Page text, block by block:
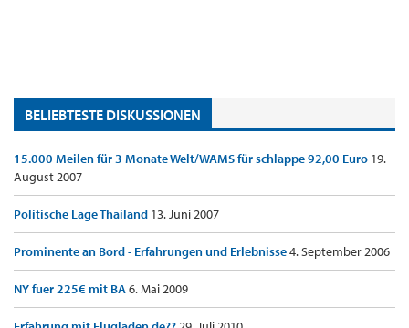
BELIEBTESTE DISKUSSIONEN
15.000 Meilen für 3 Monate Welt/WAMS für schlappe 92,00 Euro 19.
August 2007
Politische Lage Thailand 13. Juni 2007
Prominente an Bord - Erfahrungen und Erlebnisse4. September 2006
NY fuer 225€ mit BA6. Mai 2009